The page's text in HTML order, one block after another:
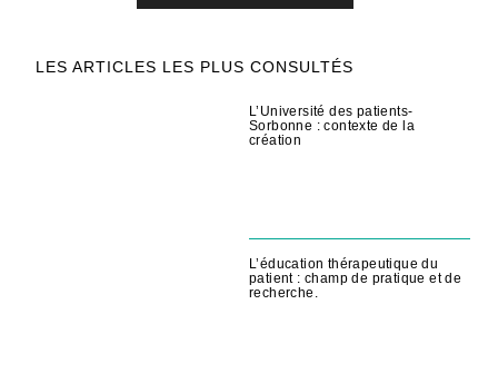
LES ARTICLES LES PLUS CONSULTÉS
L’Université des patients-
Sorbonne : contexte de la
création
L’éducation thérapeutique du
patient : champ de pratique et de
recherche.